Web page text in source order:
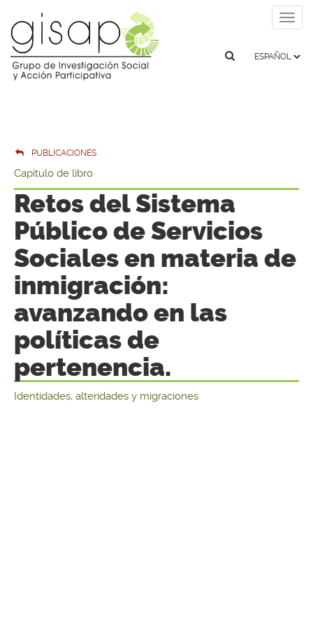
PUBLICACIONES
Capítulo de libro
Retos del Sistema
Público de Servicios
Sociales en materia de
inmigración:
avanzando en las
políticas de
pertenencia.
Identidades, alteridades y migraciones